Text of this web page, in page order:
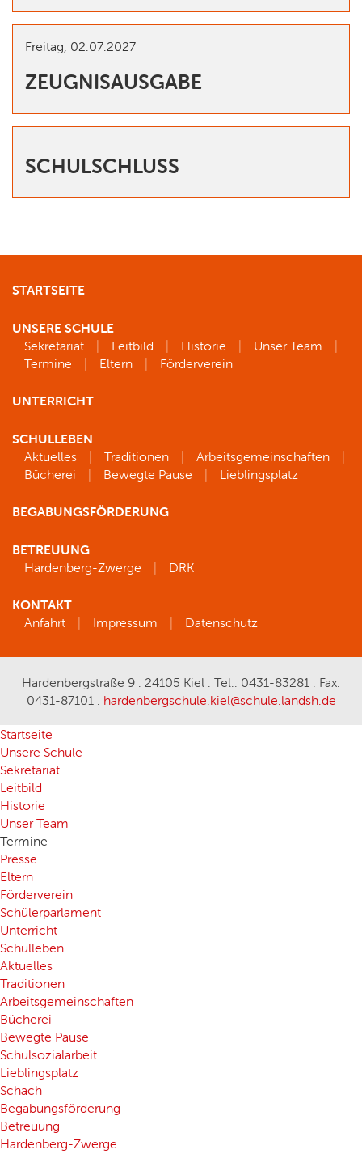
Freitag, 02.07.2027
ZEUGNISAUSGABE
SCHULSCHLUSS
STARTSEITE
UNSERE SCHULE
Sekretariat
Leitbild Historie
Unser Team
Termine
Eltern Förderverein
UNTERRICHT
SCHULLEBEN
Aktuelles
Traditionen
Arbeitsgemeinschaften
Bücherei
Bewegte Pause Lieblingsplatz
BEGABUNGSFÖRDERUNG
BETREUUNG
Hardenberg-Zwerge
DRK
KONTAKT
Anfahrt
Impressum Datenschutz
Hardenbergstraße 9 . 24105 Kiel . Tel.: 0431-83281 . Fax:
0431-87101 . hardenbergschule.kiel@schule.landsh.de
Startseite
Unsere Schule
Sekretariat
Leitbild
Historie
Unser Team
Termine
Presse
Eltern
Förderverein
Schülerparlament
Unterricht
Schulleben
Aktuelles
Traditionen
Arbeitsgemeinschaften
Bücherei
Bewegte Pause
Schulsozialarbeit
Lieblingsplatz
Schach
Begabungsförderung
Betreuung
Hardenberg-Zwerge